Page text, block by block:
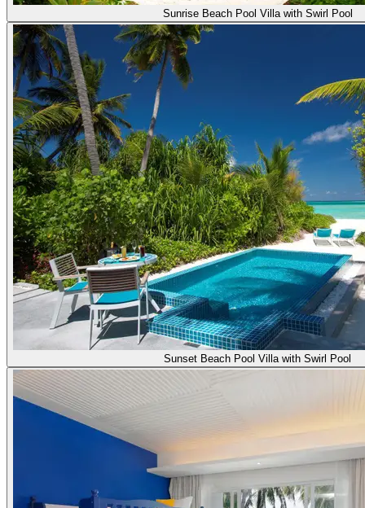
Sunrise Beach Pool Villa with Swirl Pool
Sunset Beach Pool Villa with Swirl Pool